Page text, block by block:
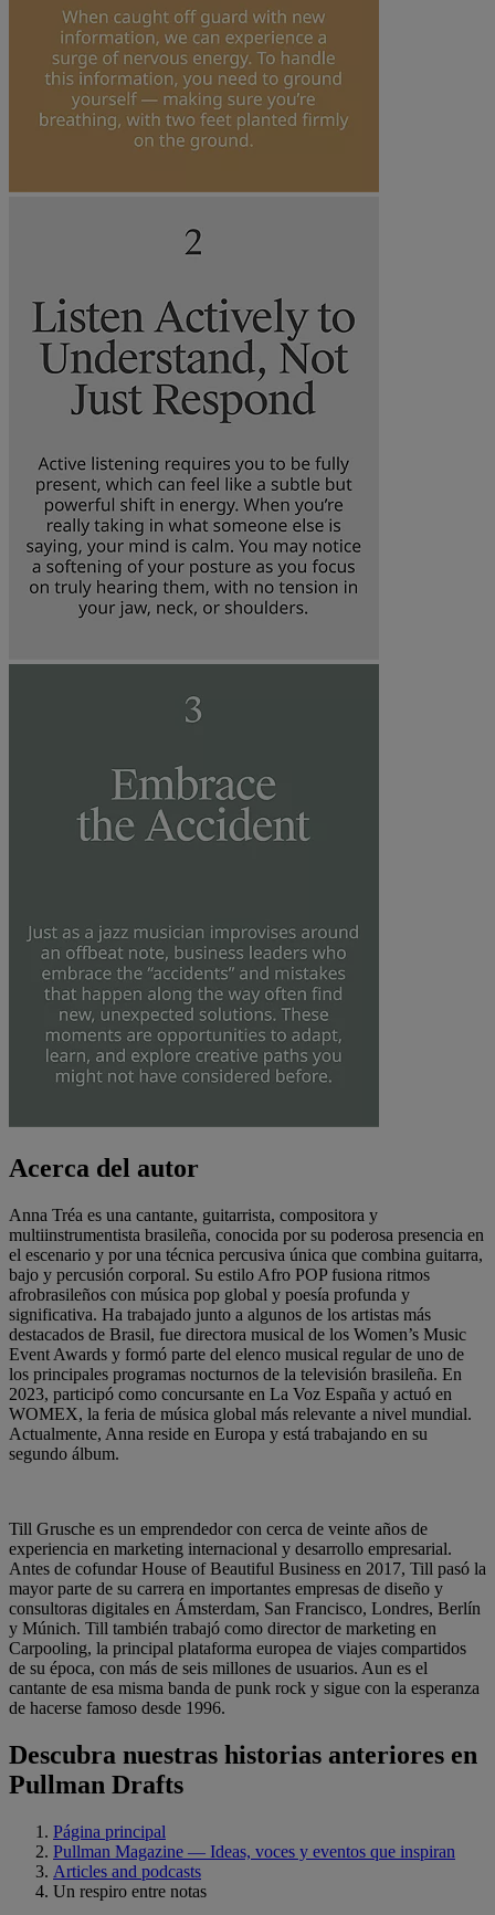
Acerca del autor
Anna Tréa es una cantante, guitarrista, compositora y
multiinstrumentista brasileña, conocida por su poderosa presencia en
el escenario y por una técnica percusiva única que combina guitarra,
bajo y percusión corporal. Su estilo Afro POP fusiona ritmos
afrobrasileños con música pop global y poesía profunda y
significativa. Ha trabajado junto a algunos de los artistas más
destacados de Brasil, fue directora musical de los Women’s Music
Event Awards y formó parte del elenco musical regular de uno de
los principales programas nocturnos de la televisión brasileña. En
2023, participó como concursante en La Voz España y actuó en
WOMEX, la feria de música global más relevante a nivel mundial.
Actualmente, Anna reside en Europa y está trabajando en su
segundo álbum.
Till Grusche es un emprendedor con cerca de veinte años de
experiencia en marketing internacional y desarrollo empresarial.
Antes de cofundar House of Beautiful Business en 2017, Till pasó la
mayor parte de su carrera en importantes empresas de diseño y
consultoras digitales en Ámsterdam, San Francisco, Londres, Berlín
y Múnich. Till también trabajó como director de marketing en
Carpooling, la principal plataforma europea de viajes compartidos
de su época, con más de seis millones de usuarios. Aun es el
cantante de esa misma banda de punk rock y sigue con la esperanza
de hacerse famoso desde 1996.
Descubra nuestras historias anteriores en
Pullman Drafts
Página principal
Pullman Magazine — Ideas, voces y eventos que inspiran
Articles and podcasts
Un respiro entre notas